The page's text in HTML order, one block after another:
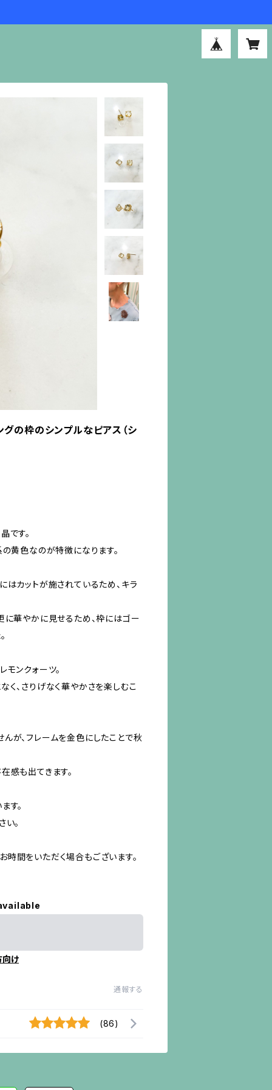
の枠のシンプルなピアス（シ
です。
黄色なのが特徴になります。
はカットが施されているため、キラ
に華やかに見せるため、枠にはゴー
ンクォーツ。
く、さりげなく華やかさを楽しむこ
が、フレームを金色にしたことで秋
感も出てきます。
す。
。
間をいただく場合もございます。
向け
通報する
(86)